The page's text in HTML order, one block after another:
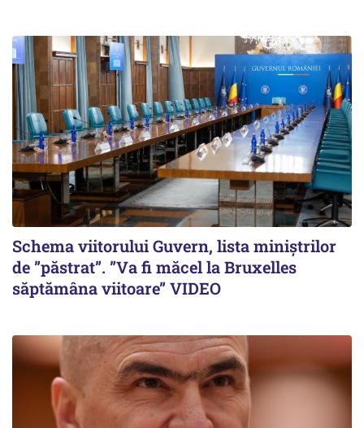
Schema viitorului Guvern, lista miniștrilor
de ”păstrat”. ”Va fi măcel la Bruxelles
săptămâna viitoare” VIDEO